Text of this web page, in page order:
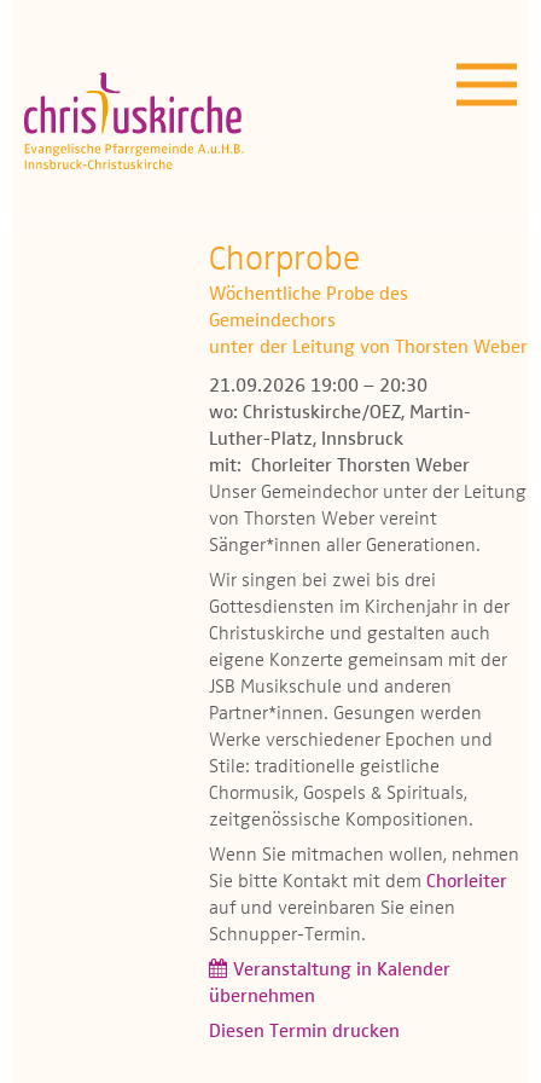
Unser Angebot
OEZ
Wissenswertes
Medien
Kontakt
Chorprobe
Wöchentliche Probe des
Gemeindechors
unter der Leitung von Thorsten Weber
21.09.2026 19:00 – 20:30
wo: Christuskirche/OEZ, Martin-
Luther-Platz, Innsbruck
mit: Chorleiter Thorsten Weber
Unser Gemeindechor unter der Leitung
von Thorsten Weber vereint
Sänger*innen aller Generationen.
Wir singen bei zwei bis drei
Gottesdiensten im Kirchenjahr in der
Christuskirche und gestalten auch
eigene Konzerte gemeinsam mit der
JSB Musikschule und anderen
Partner*innen. Gesungen werden
Werke verschiedener Epochen und
Stile: traditionelle geistliche
Chormusik, Gospels & Spirituals,
zeitgenössische Kompositionen.
Wenn Sie mitmachen wollen, nehmen
Sie bitte Kontakt mit dem Chorleiter
auf und vereinbaren Sie einen
Schnupper-Termin.
Veranstaltung in Kalender
übernehmen
Diesen Termin drucken